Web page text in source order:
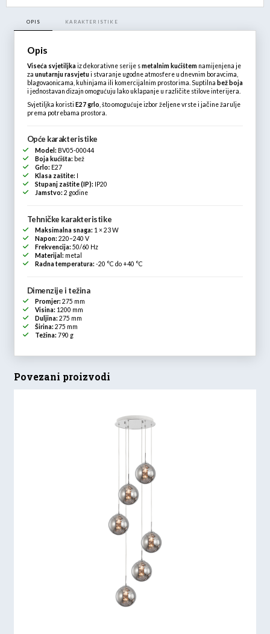
OPIS KARAKTERISTIKE
Opis
Viseća svjetiljka iz dekorativne serije smetalnim kućištem namijenjena je
za unutarnju rasvjetu i stvaranje ugodne atmosfere u dnevnim boravcima,
blagovaonicama, kuhinjama ili komercijalnim prostorima. Suptilna bež boja
i jednostavan dizajn omogućuju lako uklapanje u različite stilove interijera.
Svjetiljka koristi E27 grlo , što omogućuje izbor željene vrste i jačine žarulje
prema potrebama prostora.
Opće karakteristike
Model: BV05-00044
Boja kućišta: bež
Grlo: E27
Klasa zaštite: I
Stupanj zaštite (IP): IP20
Jamstvo: 2 godine
Tehničke karakteristike
Maksimalna snaga: 1 × 23 W
Napon: 220–240 V
Frekvencija: 50/60 Hz
Materijal: metal
Radna temperatura: -20 °C do +40 °C
Dimenzije i težina
Promjer: 275 mm
Visina: 1200 mm
Duljina: 275 mm
Širina: 275 mm
Težina: 790 g
Povezani proizvodi